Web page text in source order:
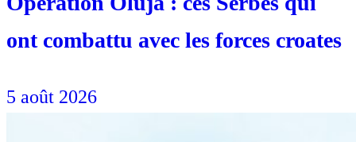
ont combattu avec les forces croates
5 août 2026